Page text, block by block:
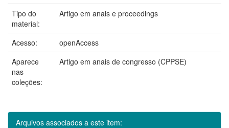
Tipo do
material:
Artigo em anais e proceedings
Acesso:
openAccess
Aparece
nas
coleções:
Artigo em anais de congresso (CPPSE)
Arquivos associados a este item: